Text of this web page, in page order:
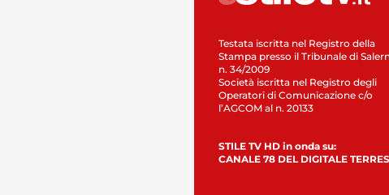
Testata iscritta nel Registro della
Stampa presso il Tribunale di
n. 34/2009
Società iscritta nel Registro degli
Operatori di Comunicazione c/o
l’AGCOM al n. 20133
STILE TV HD in onda su:
CANALE 78 DEL DIGITALE